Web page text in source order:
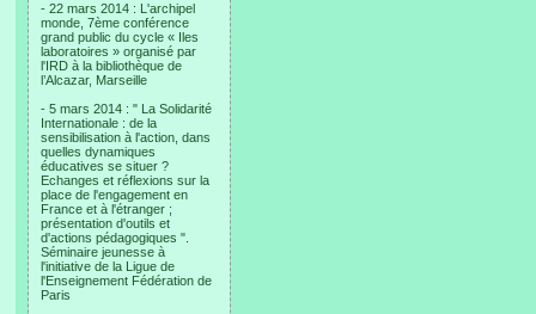
- 22 mars 2014 : L'archipel
monde, 7ème conférence
grand public du cycle « Iles
laboratoires » organisé par
l'IRD à la bibliothèque de
l’Alcazar, Marseille
- 5 mars 2014 : " La Solidarité
Internationale : de la
sensibilisation à l'action, dans
quelles dynamiques
éducatives se situer ?
Echanges et réflexions sur la
place de l'engagement en
France et à l'étranger ;
présentation d'outils et
d'actions pédagogiques ".
Séminaire jeunesse à
l'initiative de la Ligue de
l'Enseignement Fédération de
Paris